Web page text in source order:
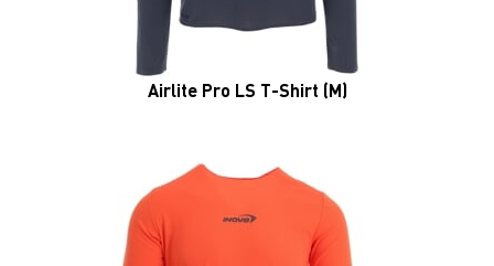
Airlite Pro LS T-Shirt (M)